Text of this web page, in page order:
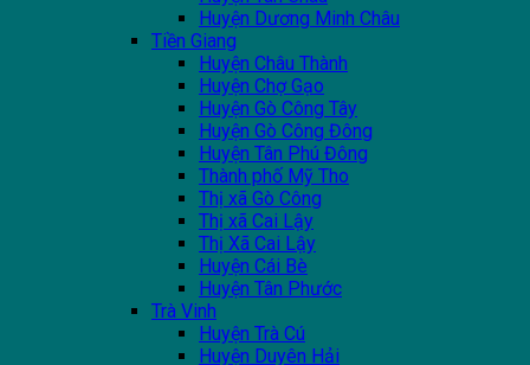
Huyện Dương Minh Châu
Tiền Giang
Huyện Châu Thành
Huyện Chợ Gạo
Huyện Gò Công Tây
Huyện Gò Công Đông
Huyện Tân Phú Đông
Thành phố Mỹ Tho
Thị xã Gò Công
Thị xã Cai Lậy
Thị Xã Cai Lậy
Huyện Cái Bè
Huyện Tân Phước
Trà Vinh
Huyện Trà Cú
Huyện Duyên Hải